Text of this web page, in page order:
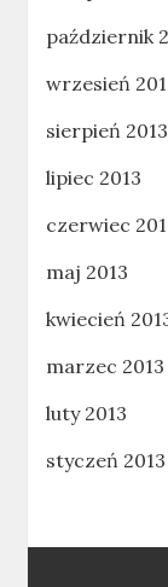
październik
wrzesień
sierpień 2013
lipiec 2013
czerwiec
maj 2013
kwiecień
marzec 2013
luty 2013
styczeń 2013